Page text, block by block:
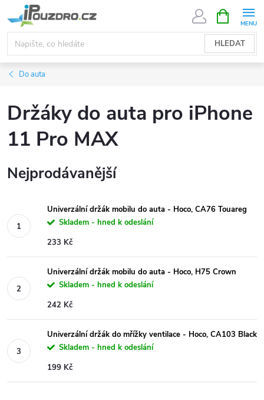
na
obsah
HLEDAT
NÁKUPNÍ
KOŠÍK
Do auta
Držáky do auta pro iPhone
11 Pro MAX
Nejprodávanější
Univerzální držák mobilu do auta - Hoco, CA76 Touareg
Skladem - hned k odeslání
233 Kč
Univerzální držák mobilu do auta - Hoco, H75 Crown
Skladem - hned k odeslání
242 Kč
Univerzální držák do mřížky ventilace - Hoco, CA103 Black
Skladem - hned k odeslání
199 Kč